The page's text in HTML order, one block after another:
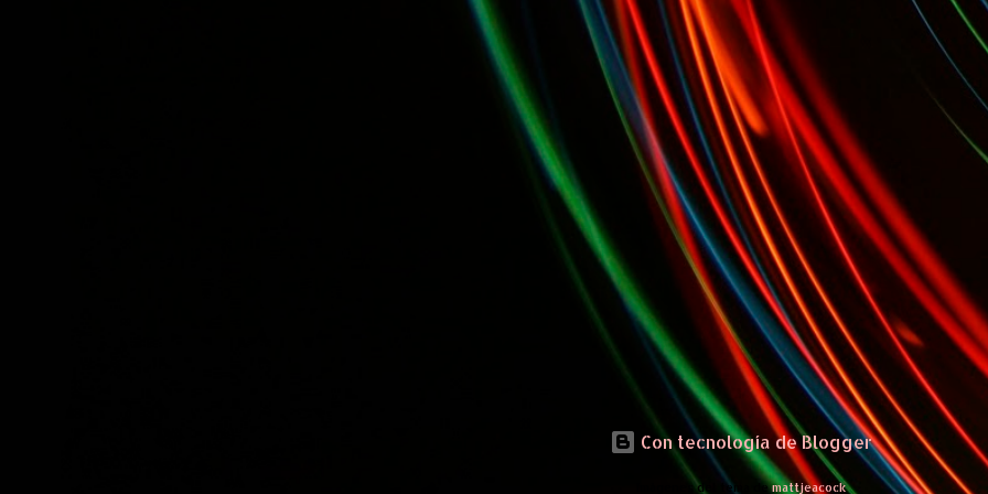
Con tecnología de Blogger
Imágenes del tema demattjeacock